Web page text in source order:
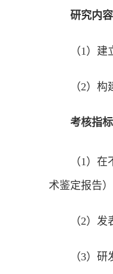
研究内
（1）
（2）
考核指
（1）
术鉴定报告
（2）
（3）